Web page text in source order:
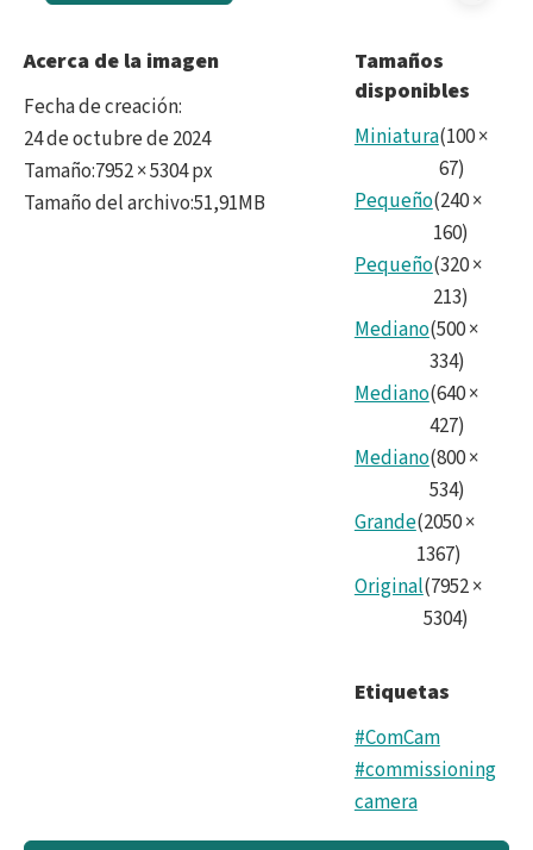
Acerca de la imagen
Fecha de creación:
24 de octubre de 2024
Tamaño:7952 × 5304 px
Tamaño del archivo:51,91MB
Tamaños
disponibles
Miniatura(100×
67)
Pequeño(240×
160)
Pequeño(320×
213)
Mediano(500×
334)
Mediano(640×
427)
Mediano(800×
534)
Grande(2050×
1367)
Original(7952×
5304)
Etiquetas
#ComCam
#commissioning
camera